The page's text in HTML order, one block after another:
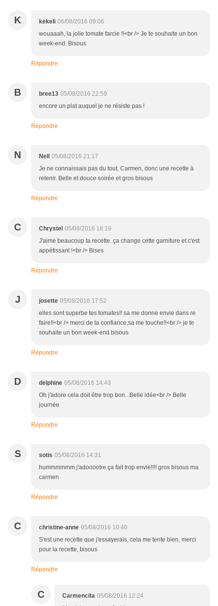
K kekeli 06/08/2016 09:06
wouaaah, la jolie tomate farcie !!<br /> Je te souhaite un bon
week-end. Bisous
Répondre
B bree13 05/08/2016 22:59
encore un plat auquel je ne résiste pas !
Répondre
N Nell
05/08/2016 21:17
Je ne connaissais pas du tout, Carmen, donc une recette à
retenir. Belle et douce soirée et gros bisous
Répondre
C Chrystel 05/08/2016 18:19
J'aime beaucoup ta recette. ça change cette garniture et c'est
appétissant !<br /> Bises
Répondre
J josette 05/08/2016 17:52
elles sont superbe tes tomates!! sa me donne envie dans re
faire!!<br /> merci de ta confiance,sa me touche!!<br /> je te
souhaite un bon week-end.bisous
Répondre
D delphine 05/08/2016 14:43
Oh j'adore cela doit être trop bon...Belle idée<br /> Belle
journée
Répondre
S sotis 05/08/2016 14:31
hummmmmm j'adooootre ça fait trop envie!!!! gros bisous ma
carmen
Répondre
C christine-anne 05/08/2016 10:40
S'est une recette que j'essayerais, cela me tente bien, merci
pour la recette, bisous
Répondre
C Carmencita 05/08/2016 12:24